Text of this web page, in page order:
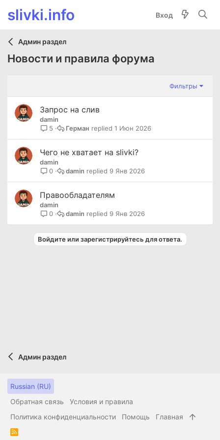
slivki.info Вход
Админ раздел
Новости и правила форума
Фильтры
Запрос на слив
damin
5
1 Июн 2026
Герман
Чего не хватает на slivki?
damin
0
9 Янв 2026
damin
Правообладателям
damin
0
9 Янв 2026
damin
Войдите или зарегистрируйтесь для ответа.
Админ раздел
Russian (RU)
Обратная связь
Условия и правила
Политика конфиденциальности
Помощь Главная
R